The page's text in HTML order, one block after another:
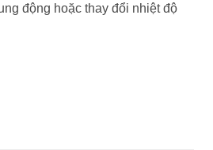
động hoặc thay đổi nhiệt độ